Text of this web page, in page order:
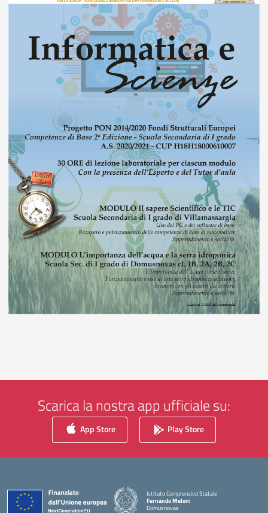
Scarica la nostra app ufficiale su:
App Store Play Store
Istituto Comprensivo Statale
Fernando Meloni
Domusnovas